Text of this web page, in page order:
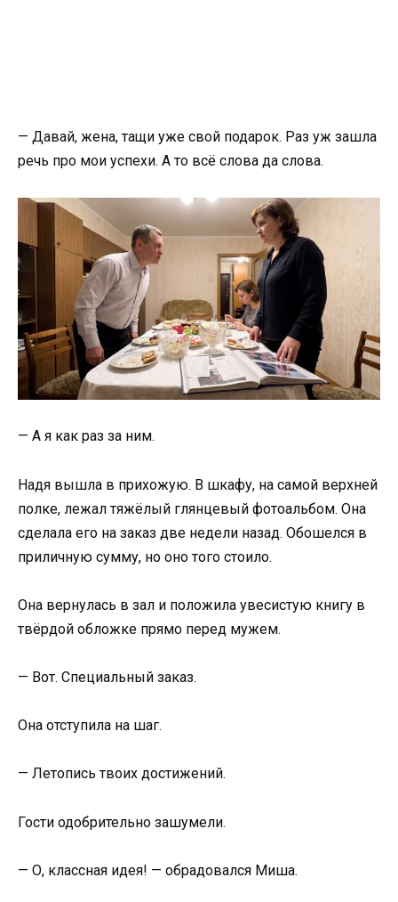
— Давай, жена, тащи уже свой подарок. Раз уж зашла
речь про мои успехи. А то всё слова да слова.
— А я как раз за ним.
Надя вышла в прихожую. В шкафу, на самой верхней
полке, лежал тяжёлый глянцевый фотоальбом. Она
сделала его на заказ две недели назад. Обошелся в
приличную сумму, но оно того стоило.
Она вернулась в зал и положила увесистую книгу в
твёрдой обложке прямо перед мужем.
— Вот. Специальный заказ.
Она отступила на шаг.
— Летопись твоих достижений.
Гости одобрительно зашумели.
— О, классная идея! — обрадовался Миша.